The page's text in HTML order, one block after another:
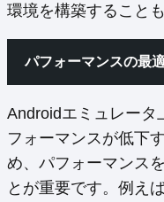
環境を構築すること
パフォーマンスの最
Androidエミュレータ
フォーマンスが低下
め、パフォーマンス
とが重要です。例え